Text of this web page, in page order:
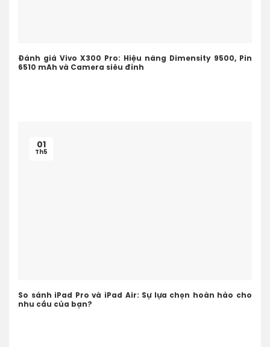
Đánh giá Vivo X300 Pro: Hiệu năng Dimensity 9500, Pin
6510 mAh và Camera siêu đỉnh
So sánh iPad Pro và iPad Air: Sự lựa chọn hoàn hảo cho
nhu cầu của bạn?
01
Th5